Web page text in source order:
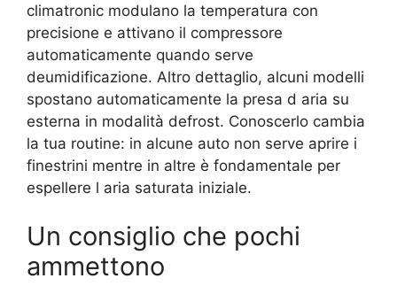
climatronic modulano la temperatura con
precisione e attivano il compressore
automaticamente quando serve
deumidificazione. Altro dettaglio, alcuni modelli
spostano automaticamente la presa d aria su
esterna in modalità defrost. Conoscerlo cambia
la tua routine: in alcune auto non serve aprire i
finestrini mentre in altre è fondamentale per
espellere l aria saturata iniziale.
Un consiglio che pochi
ammettono